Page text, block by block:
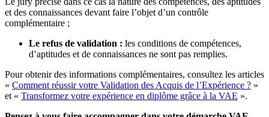
et des connaissances devant faire l’objet d’un contrôle
complémentaire ;
Le refus de validation : les conditions de compétences,
d’aptitudes et de connaissances ne sont pas remplies.
Pour obtenir des informations complémentaires, consultez les articles
« Comment réussir votre Validation des Acquis de l’Expérience ? »
et « Transformez votre expérience en diplôme grâce à la VAE ».